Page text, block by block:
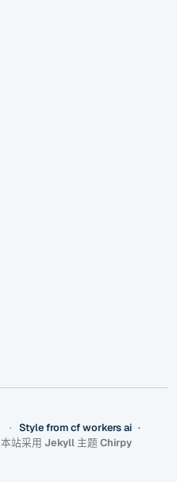
Style from cf workers ai
本站采用Jekyll 主题Chirpy